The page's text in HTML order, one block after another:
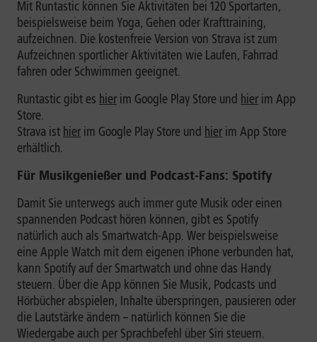
Mit Runtastic können Sie Aktivitäten bei 120 Sportarten,
beispielsweise beim Yoga, Gehen oder Krafttraining,
aufzeichnen. Die kostenfreie Version von Strava ist zum
Aufzeichnen sportlicher Aktivitäten wie Laufen, Fahrrad
fahren oder Schwimmen geeignet.
Runtastic gibt es hier im Google Play Store und hier im App
Store.
Strava ist hier im Google Play Store und hier im App Store
erhältlich.
Für Musikgenießer und Podcast-Fans: Spotify
Damit Sie unterwegs auch immer gute Musik oder einen
spannenden Podcast hören können, gibt es Spotify
natürlich auch als Smartwatch-App. Wer beispielsweise
eine Apple Watch mit dem eigenen iPhone verbunden hat,
kann Spotify auf der Smartwatch und ohne das Handy
steuern. Über die App können Sie Musik, Podcasts und
Hörbücher abspielen, Inhalte überspringen, pausieren oder
die Lautstärke ändern – natürlich können Sie die
Wiedergabe auch per Sprachbefehl über Siri steuern.